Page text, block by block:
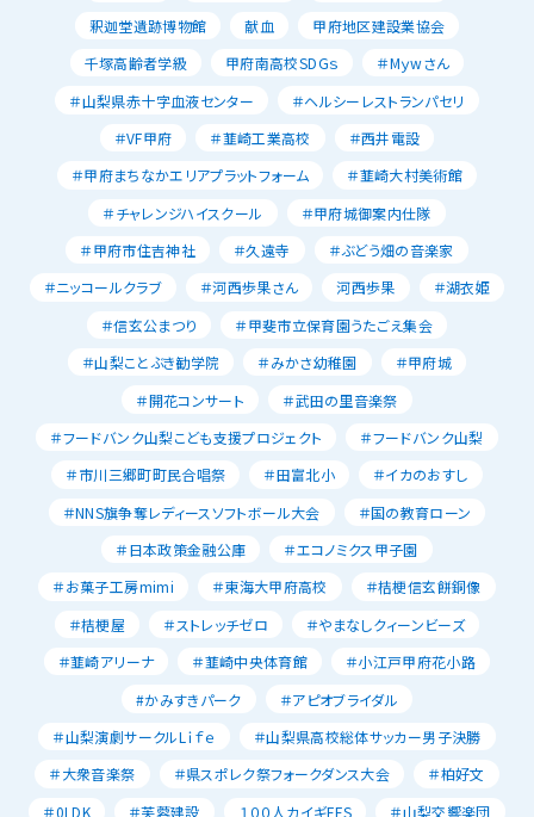
釈迦堂遺跡博物館
献血
甲府地区建設業協会
千塚高齢者学級
甲府南高校SDGｓ
＃Mｙwさん
＃山梨県赤十字血液センター
＃ヘルシーレストランパセリ
＃VF甲府
＃韮崎工業高校
＃西井電設
＃甲府まちなかエリアプラットフォーム
＃韮崎大村美術館
＃チャレンジハイスクール
＃甲府城御案内仕隊
＃甲府市住吉神社
＃久遠寺
＃ぶどう畑の音楽家
＃ニッコールクラブ
＃河西歩果さん 河西歩果
＃湖衣姫
＃信玄公まつり
＃甲斐市立保育園うたごえ集会
＃山梨ことぶき勧学院
＃みかさ幼稚園
＃甲府城
＃開花コンサート
＃武田の里音楽祭
＃フードバンク山梨こども支援プロジェクト
＃フードバンク山梨
＃市川三郷町町民合唱祭
＃田富北小
＃イカのおすし
＃NNS旗争奪レディースソフトボール大会
＃国の教育ローン
＃日本政策金融公庫
＃エコノミクス甲子園
＃お菓子工房mimi
＃東海大甲府高校
＃桔梗信玄餅銅像
＃桔梗屋
＃ストレッチゼロ
＃やまなしクィーンビーズ
＃韮崎アリーナ
＃韮崎中央体育館
＃小江戸甲府花小路
#かみすきパーク
＃アピオブライダル
＃山梨演劇サークルLｉｆｅ
＃山梨県高校総体サッカー男子決勝
＃大衆音楽祭
＃県スポレク祭フォークダンス大会
＃柏好文
＃0LDK
＃芙蓉建設 １００人カイギFES ＃山梨交響楽団